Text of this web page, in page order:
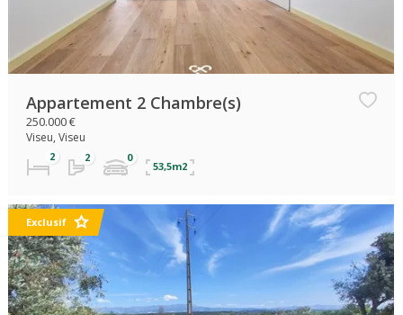
Appartement 2 Chambre(s)
250.000 €
Viseu, Viseu
53,5m2
Exclusif